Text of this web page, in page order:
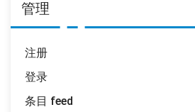
管理
注册
登录
条目 feed